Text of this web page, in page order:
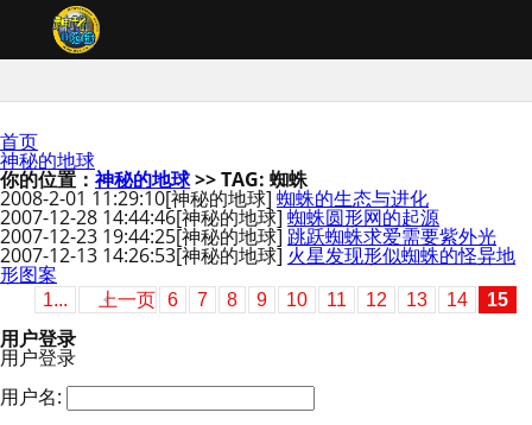
首页
神秘的地球
你的位置：神秘的地球>> TAG: 蜘蛛
2008-2-01 11:29:10[神秘的地球] 蜘蛛的生态与进化
2007-12-28 14:44:46[神秘的地球] 蜘蛛圆形网的起源
2007-12-23 19:44:25[神秘的地球] 跳跃蜘蛛求爱需要紫外光
2007-12-13 14:26:53[神秘的地球] 火星发现形似蜘蛛的怪异地
形图案
1... 上一页 6 7 8 9 10 11 12 13 14 15
用户登录
用户登录
用户名: